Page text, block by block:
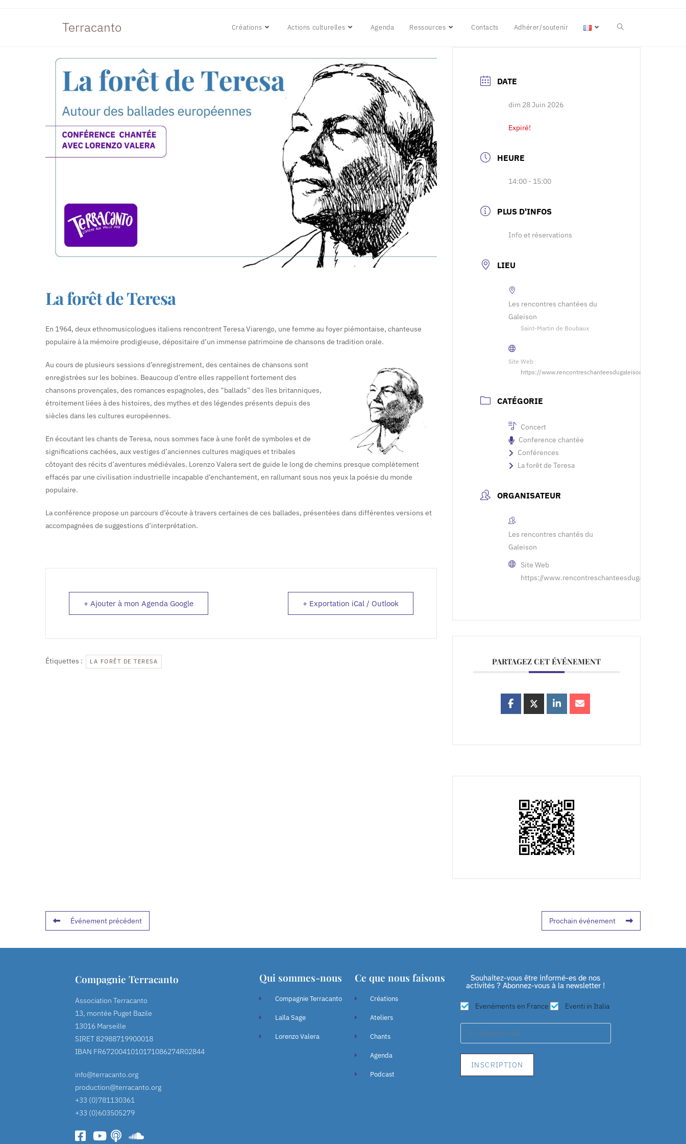
Terracanto Créations Actions culturelles Agenda Ressources Contacts Adhérer/soutenir
La forêt de Teresa
En 1964, deux ethnomusicologues italiens rencontrent Teresa Viarengo, une femme au foyer piémontaise, chanteuse
populaire à la mémoire prodigieuse, dépositaire d’un immense patrimoine de chansons de tradition orale.
Au cours de plusieurs sessions d’enregistrement, des centaines de chansons sont
enregistrées sur les bobines. Beaucoup d’entre elles rappellent fortement des
chansons provençales, des romances espagnoles, des “ballads” des îles britanniques,
étroitement liées à des histoires, des mythes et des légendes présents depuis des
siècles dans les cultures européennes.
En écoutant les chants de Teresa, nous sommes face à une forêt de symboles et de
significations cachées, aux vestiges d’anciennes cultures magiques et tribales
côtoyant des récits d’aventures médiévales. Lorenzo Valera sert de guide le long de chemins presque complètement
effacés par une civilisation industrielle incapable d’enchantement, en rallumant sous nos yeux la poésie du monde
populaire.
La conférence propose un parcours d’écoute à travers certaines de ces ballades, présentées dans différentes versions et
accompagnées de suggestions d’interprétation.
+ Ajouter à mon Agenda Google + Exportation iCal / Outlook
Étiquettes : LA FORÊT DE TERESA
DATE
dim 28 Juin 2026
Expiré!
HEURE
14:00 - 15:00
PLUS D'INFOS
Info et réservations
LIEU
Les rencontres chantées du
Galeison
Saint-Martin de Boubaux
Site Web
https://www.rencontreschanteesdugaleison.fr
CATÉGORIE
Concert
Conference chantée
Conférences
La forêt de Teresa
ORGANISATEUR
Les rencontres chantés du
Galeison
Site Web
https://www.rencontreschanteesdugaleison.fr
PARTAGEZ CET ÉVÉNEMENT
Événement précédent Prochain événement
Compagnie Terracanto
Association Terracanto
13, montée Puget Bazile
13016 Marseille
SIRET 82988719900018
IBAN FR6720041010171086274R02844
info@terracanto.org
production@terracanto.org
+33 (0)781130361
+33 (0)603505279
Qui sommes-nous
Compagnie Terracanto
Laïla Sage
Lorenzo Valera
Ce que nous faisons
Créations
Ateliers
Chants
Agenda
Podcast
Souhaitez-vous être informé-es de nos
activités ? Abonnez-vous à la newsletter !
Evenéments en France Eventi in Italia